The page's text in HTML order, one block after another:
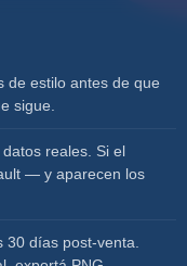
de estilo antes de que
sigue.
datos reales. Si el
— y aparecen los
días post-venta.